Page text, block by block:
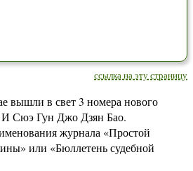
ссылка на эту страницу
вышли в свет 3 номера нового
И Сюэ Гун Джо Дзян Бао.
журнала «Простой
или «Бюллетень судебной